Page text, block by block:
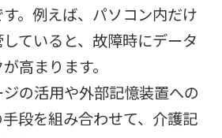
。例えば、パソコン内だけ
ていると、故障時にデータ
高まります。
の活用や外部記憶装置への
段を組み合わせて、介護記